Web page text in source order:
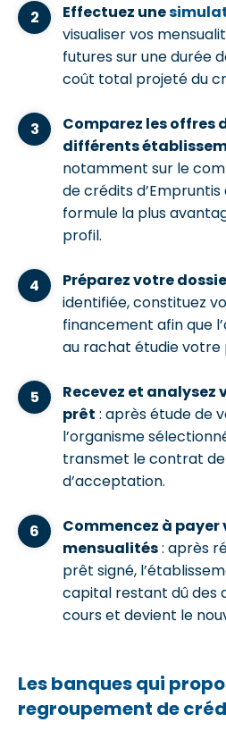
Effectuez une
visualiser vos
futures sur une durée
coût total projeté du
Comparez les offres
différents
notamment sur le
de crédits
formule la plus
profil.
Préparez votre
identifiée, constituez
financement afin que
au rachat étudie votre
Recevez et
prêt : après étude de
l’organisme
transmet le contrat
d’acceptation.
Commencez à payer
mensualités: après
prêt signé,
capital restant dû des
cours et devient le
Les banques qui
regroupement de